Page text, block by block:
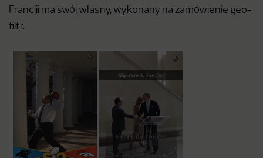
Francjii ma swój własny, wykonany na zamówienie geo-
filtr.